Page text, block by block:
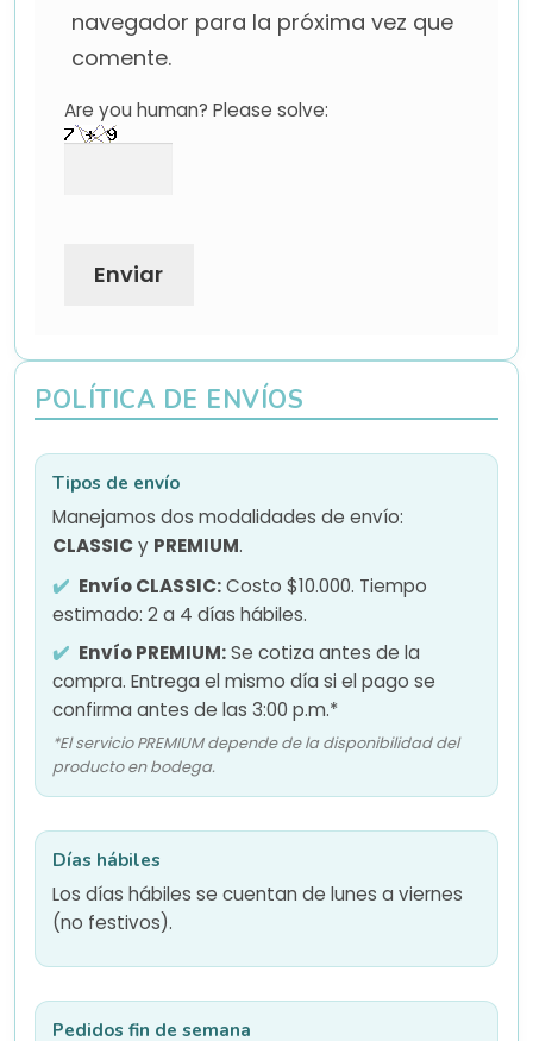
navegador para la próxima vez que
comente.
Are you human? Please solve:
POLÍTICA DE ENVÍOS
Tipos de envío
Manejamos dos modalidades de envío:
CLASSICy PREMIUM.
Envío CLASSIC:Costo $10.000. Tiempo
estimado: 2 a 4 días hábiles.
Envío PREMIUM:Se cotiza antes de la
compra. Entrega el mismo día si el pago se
confirma antes de las 3:00 p.m.*
*El servicio PREMIUM depende de la disponibilidad del
producto en bodega.
Días hábiles
Los días hábiles se cuentan de lunes a viernes
(no festivos).
Pedidos fin de semana